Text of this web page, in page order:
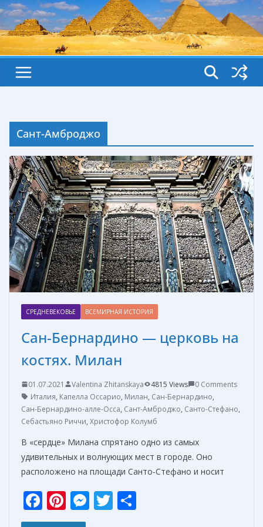
Сант-Амброджо
СРЕДНЕВЕКОВЬЕ ВСЕМИРНАЯ ИСТОРИЯ
Сан-Бернардино — церковь на
костях. Милан
01.07.2021 Valentina Zhitanskaya 4815 Views
0 Comments
Италия, Капелла Оссарио, Милан, Сан-Бернардино,
Сан-Бернардино-алле-Осса, Сант-Амброджо, Санто-Стефано,
Себастьяно Риччи, Христофор Колумб
В «сердце» Милана спрятано одно из самых
удивительных и волнующих мест в городе. Оно
расположено на площади Санто-Стефано и носит
F
ac
Pi
nt
M T